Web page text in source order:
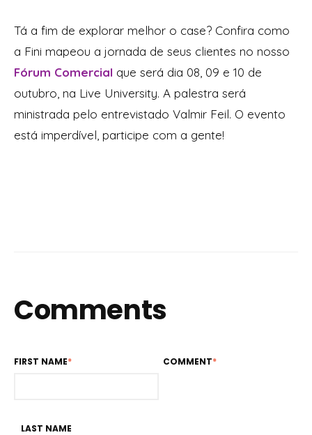
Tá a fim de explorar melhor o case? Confira como
a Fini mapeou a jornada de seus clientes no nosso
Fórum Comercial que será dia 08, 09 e 10 de
outubro, na Live University. A palestra será
ministrada pelo entrevistado Valmir Feil. O evento
está imperdível, participe com a gente!
Comments
FIRST NAME*
LAST NAME
COMMENT*